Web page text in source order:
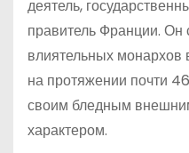
деятель,
правитель Франции.
влиятельных монархов
на протяжении почти
своим бледным
характером.